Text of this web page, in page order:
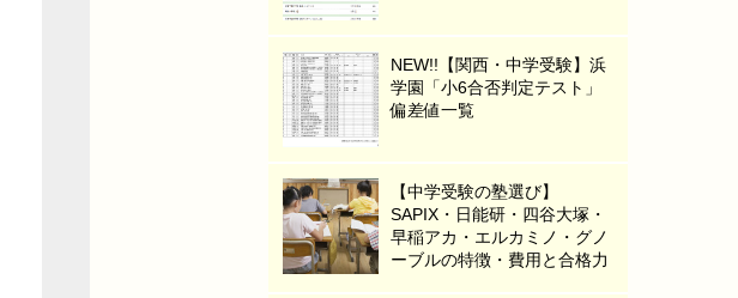
NEW!!【関西・中学受験】浜
学園「小6合否判定テスト」
偏差値一覧
【中学受験の塾選び】
SAPIX・日能研・四谷大塚・
早稲アカ・エルカミノ・グノ
ーブルの特徴・費用と合格力